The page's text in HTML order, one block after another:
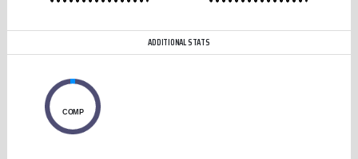
ADDITIONAL STATS
COMP